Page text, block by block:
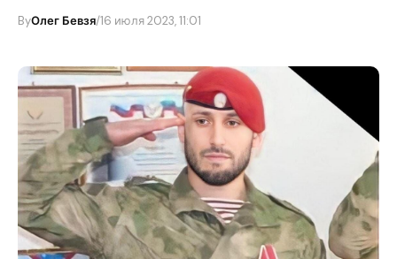
ByОлег Бевзя/16 июля 2023, 11:01